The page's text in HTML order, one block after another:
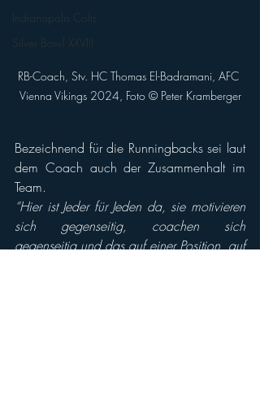
Indianapolis Colts
Silver Bowl XXVIII
RB-Coach, Stv. HC Thomas El-Badramani, AFC
Vienna Vikings 2024, Foto © Peter Kramberger
Bezeichnend für die Runningbacks sei laut
dem Coach auch der Zusammenhalt im
Team.
“Hier ist Jeder für Jeden da, sie motivieren
sich gegenseitig, coachen sich
gegenseitig und das auf einer Position, auf